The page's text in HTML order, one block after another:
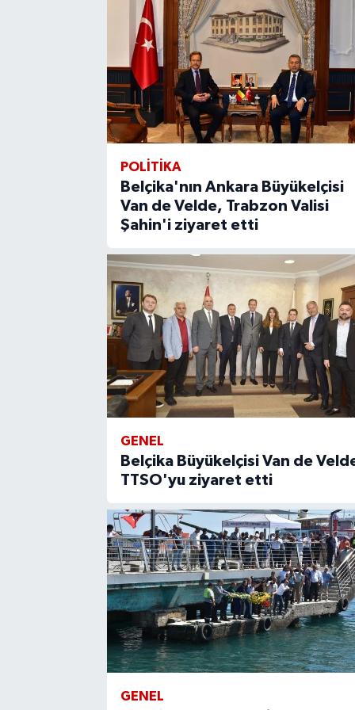
POLITIKA
Belçika'nın Ankara Büyükelçisi
Van de Velde, Trabzon Valisi
Şahin'i ziyaret etti
GENEL
Belçika Büyükelçisi Van de
TTSO'yu ziyaret etti
GENEL